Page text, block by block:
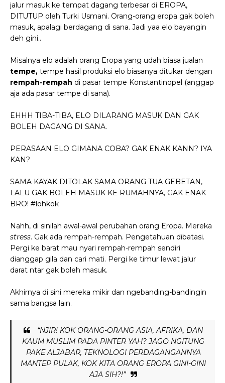
jalur masuk ke tempat dagang terbesar di EROPA,
DITUTUP oleh Turki Usmani. Orang-orang eropa gak boleh
masuk, apalagi berdagang di sana. Jadi yaa elo bayangin
deh gini..
Misalnya elo adalah orang Eropa yang udah biasa jualan
tempe, tempe hasil produksi elo biasanya ditukar dengan
rempah-rempah di pasar tempe Konstantinopel (anggap
aja ada pasar tempe di sana).
EHHH TIBA-TIBA, ELO DILARANG MASUK DAN GAK
BOLEH DAGANG DI SANA.
PERASAAN ELO GIMANA COBA? GAK ENAK KANN? IYA
KAN?
SAMA KAYAK DITOLAK SAMA ORANG TUA GEBETAN,
LALU GAK BOLEH MASUK KE RUMAHNYA, GAK ENAK
BRO! #lohkok
Nahh, di sinilah awal-awal perubahan orang Eropa. Mereka
stress. Gak ada rempah-rempah. Pengetahuan dibatasi.
Pergi ke barat mau nyari rempah-rempah sendiri
dianggap gila dan cari mati. Pergi ke timur lewat jalur
darat ntar gak boleh masuk.
Akhirnya di sini mereka mikir dan ngebanding-bandingin
sama bangsa lain.
“NJIR! KOK ORANG-ORANG ASIA, AFRIKA, DAN
KAUM MUSLIM PADA PINTER YAH? JAGO NGITUNG
PAKE ALJABAR, TEKNOLOGI PERDAGANGANNYA
MANTEP PULAK, KOK KITA ORANG EROPA GINI-GINI
AJA SIH?!”